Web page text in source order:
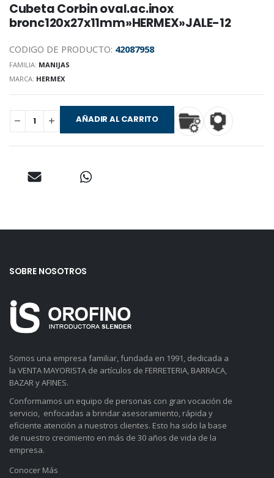
Cubeta Corbin oval.ac.inox
bronc120x27x11mm»HERMEX»JALE-12
CODIGO DE PRODUCTO: 42087958
FAMILIA: MANIJAS
MARCA: HERMEX
AÑADIR AL CARRITO
SOBRE NOSOTROS
Somos una empresa familiar, fundada en 1991, dedicada a
la VENTA MAYORISTA de artículos de FERRETERIA, BARRACA,
BAZAR y AFINES.
Conformamos un equipo de personas con gran vocación de
servicio, enfocadas a brindar asesoramiento, rápida y
eficiente atención a nuestros clientes. Esto ha sido la base
de nuestro crecimiento en más de 30 años de vida de la
empresa.
Conocer Más